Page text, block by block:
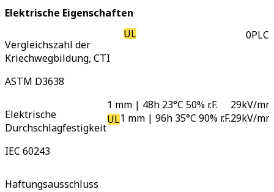
Elektrische Eigenschaften
Vergleichszahl der
Kriechwegbildung, CTI
ASTM D3638
UL 0PLC
Elektrische
Durchschlagfestigkeit
IEC 60243
1 mm | 48h 23°C 50% r.F.
UL1 mm | 96h 35°C 90% r.F.
29kV/mm
29kV/mm
Haftungsausschluss